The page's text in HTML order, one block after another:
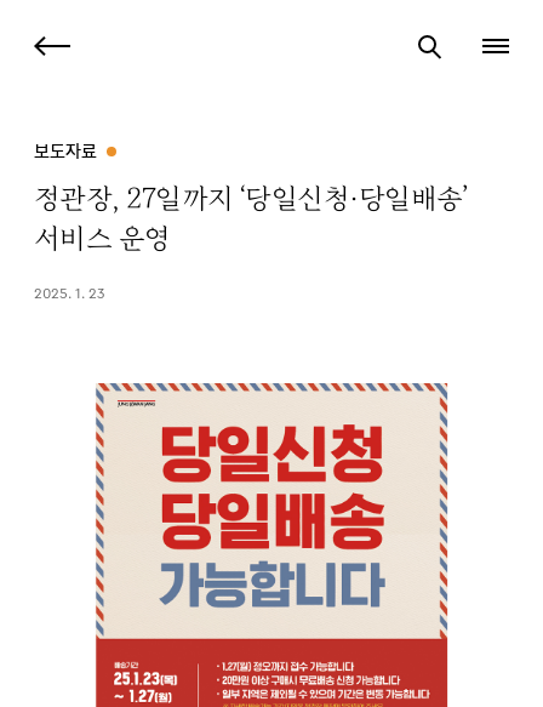
보도자료
정관장, 27일까지 ‘당일신청·당일배송’
서비스 운영
2025. 1. 23